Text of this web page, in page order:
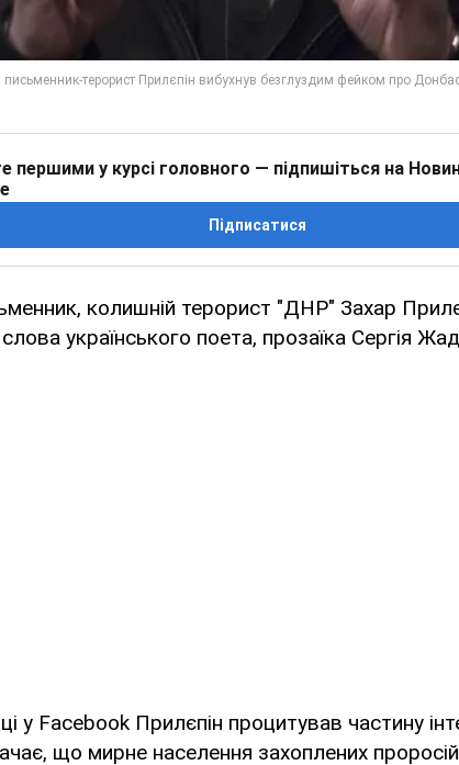
першими у курсі головного — підпишіться на
Підписатися
колишній терорист "ДНР" Захар
українського поета, прозаїка Сергія
у Facebook Прилєпін процитував частину
що мирне населення захоплених